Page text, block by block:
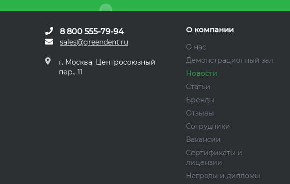
8 800 555-79-94
sales@greendent.ru
г. Москва, Центросоюзный
пер., 11
О компании
О нас
Демонстрационный зал
Новости
Статьи
Бренды
Отзывы
Сотрудники
Вакансии
Сертификаты и
лицензии
Награды и дипломы